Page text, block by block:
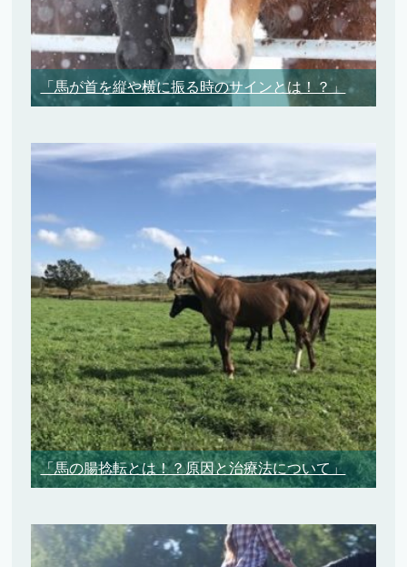
「馬が首を縦や横に振る時のサインとは！？」
「馬の腸捻転とは！？原因と治療法について」